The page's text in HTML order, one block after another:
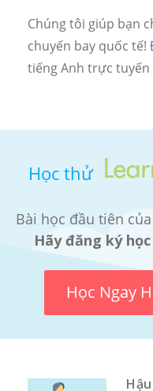
Chúng tôi giúp bạn
chuyến bay quốc tế!
tiếng Anh trực tuyến
Học thử
Bài học đầu tiên
Hãy đăng ký
Học Ngay